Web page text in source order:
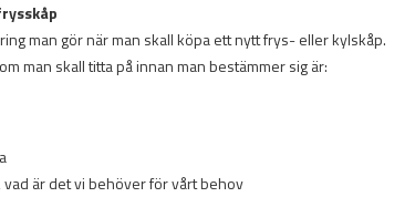
man gör när man skall köpa ett nytt frys- eller kylskåp.
man skall titta på innan man bestämmer sig är:
är det vi behöver för vårt behov